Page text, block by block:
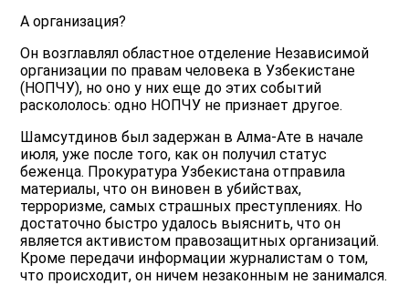
А организация?
Он возглавлял областное отделение Независимой
организации по правам человека в Узбекистане
(НОПЧУ), но оно у них еще до этих событий
раскололось: одно НОПЧУ не признает другое.
Шамсутдинов был задержан в Алма-Ате в начале
июля, уже после того, как он получил статус
беженца. Прокуратура Узбекистана отправила
материалы, что он виновен в убийствах,
терроризме, самых страшных преступлениях. Но
достаточно быстро удалось выяснить, что он
является активистом правозащитных организаций.
Кроме передачи информации журналистам о том,
что происходит, он ничем незаконным не занимался.